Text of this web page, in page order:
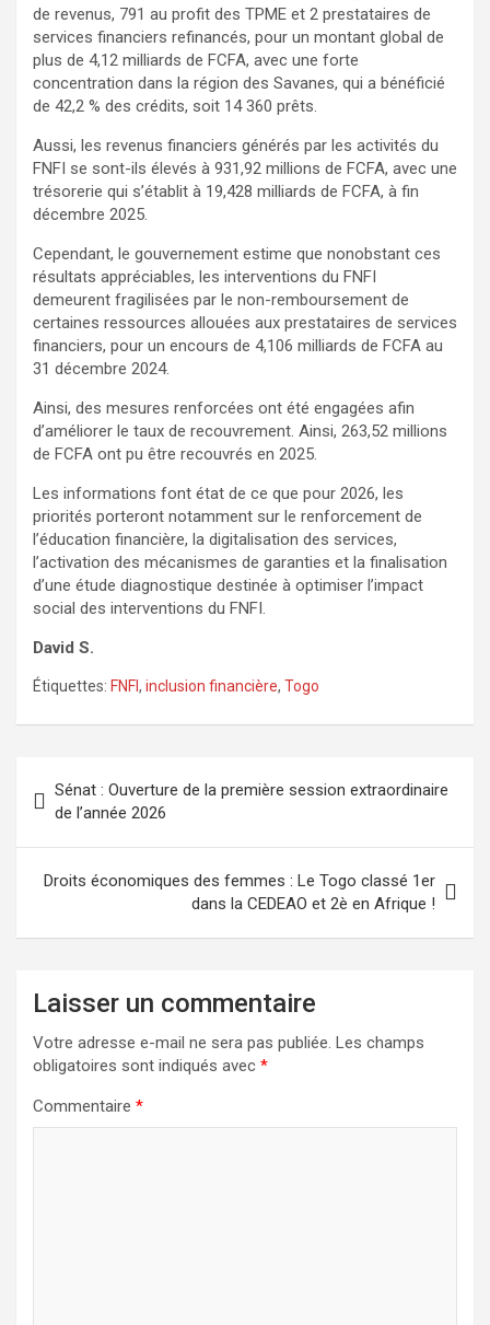
de revenus, 791 au profit des TPME et 2 prestataires de
services financiers refinancés, pour un montant global de
plus de 4,12 milliards de FCFA, avec une forte
concentration dans la région des Savanes, qui a bénéficié
de 42,2 % des crédits, soit 14 360 prêts.
Aussi, les revenus financiers générés par les activités du
FNFI se sont-ils élevés à 931,92 millions de FCFA, avec une
trésorerie qui s’établit à 19,428 milliards de FCFA, à fin
décembre 2025.
Cependant, le gouvernement estime que nonobstant ces
résultats appréciables, les interventions du FNFI
demeurent fragilisées par le non-remboursement de
certaines ressources allouées aux prestataires de services
financiers, pour un encours de 4,106 milliards de FCFA au
31 décembre 2024.
Ainsi, des mesures renforcées ont été engagées afin
d’améliorer le taux de recouvrement. Ainsi, 263,52 millions
de FCFA ont pu être recouvrés en 2025.
Les informations font état de ce que pour 2026, les
priorités porteront notamment sur le renforcement de
l’éducation financière, la digitalisation des services,
l’activation des mécanismes de garanties et la finalisation
d’une étude diagnostique destinée à optimiser l’impact
social des interventions du FNFI.
David S.
Étiquettes: FNFI, inclusion financière, Togo
de
l’article
Sénat : Ouverture de la première session extraordinaire
de l’année 2026
Droits économiques des femmes : Le Togo classé 1er
dans la CEDEAO et 2è en Afrique !
Laisser un commentaire
Votre adresse e-mail ne sera pas publiée. Les champs
obligatoires sont indiqués avec *
Commentaire *